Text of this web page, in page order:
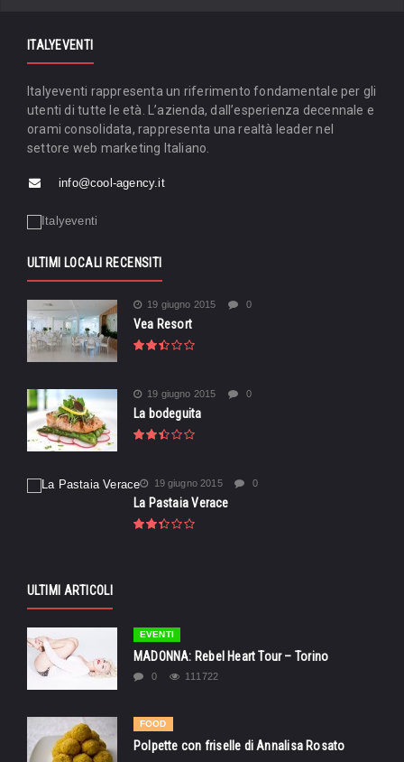
ITALYEVENTI
Italyeventi rappresenta un riferimento fondamentale per gli
utenti di tutte le età. L’azienda, dall’esperienza decennale e
orami consolidata, rappresenta una realtà leader nel
settore web marketing Italiano.
info@cool-agency.it
ULTIMI LOCALI RECENSITI
19 giugno 2015 0
Vea Resort
19 giugno 2015 0
La bodeguita
19 giugno 2015 0
La Pastaia Verace
ULTIMI ARTICOLI
EVENTI
MADONNA: Rebel Heart Tour – Torino
0 111722
FOOD
Polpette con friselle di Annalisa Rosato